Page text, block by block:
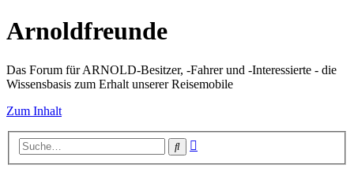
Arnoldfreunde
Das Forum für ARNOLD-Besitzer, -Fahrer und -Interessierte - die
Wissensbasis zum Erhalt unserer Reisemobile
Zum Inhalt
Suche